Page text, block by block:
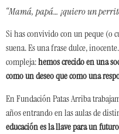
“Mamá, papá… ¡quiero un
Si has convivido con un peque (o
suena. Es una frase dulce,
compleja:hemos crecido en una
como un deseo que como una
En Fundación Patas Arriba
años entrando en las aulas de
educación es la llave para un